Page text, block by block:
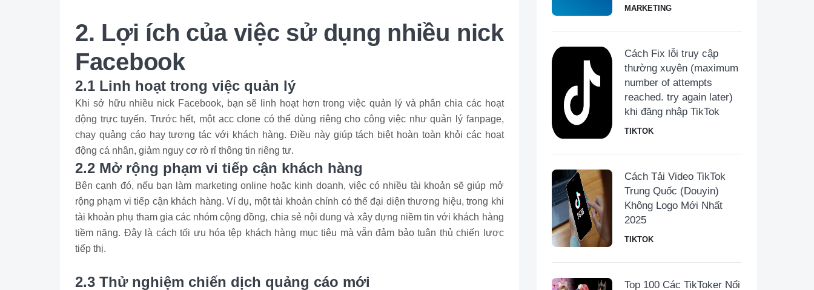
2. Lợi ích của việc sử dụng nhiều nick
Facebook
2.1 Linh hoạt trong việc quản lý
Khi sở hữu nhiều nick Facebook, bạn sẽ linh hoạt hơn trong việc quản lý và phân chia các hoạt
động trực tuyến. Trước hết, một acc clone có thể dùng riêng cho công việc như quản lý fanpage,
chạy quảng cáo hay tương tác với khách hàng. Điều này giúp tách biệt hoàn toàn khỏi các hoạt
động cá nhân, giảm nguy cơ rò rỉ thông tin riêng tư.
2.2 Mở rộng phạm vi tiếp cận khách hàng
Bên cạnh đó, nếu bạn làm marketing online hoặc kinh doanh, việc có nhiều tài khoản sẽ giúp mở
rộng phạm vi tiếp cận khách hàng. Ví dụ, một tài khoản chính có thể đại diện thương hiệu, trong khi
tài khoản phụ tham gia các nhóm cộng đồng, chia sẻ nội dung và xây dựng niềm tin với khách hàng
tiềm năng. Đây là cách tối ưu hóa tệp khách hàng mục tiêu mà vẫn đảm bảo tuân thủ chiến lược
tiếp thị.
2.3 Thử nghiệm chiến dịch quảng cáo mới
MARKETING
Cách Fix lỗi truy cập
thường xuyên (maximum
number of attempts
reached. try again later)
khi đăng nhập TikTok
TIKTOK
Cách Tải Video TikTok
Trung Quốc (Douyin)
Không Logo Mới Nhất
2025
TIKTOK
Top 100 Các TikToker Nổi